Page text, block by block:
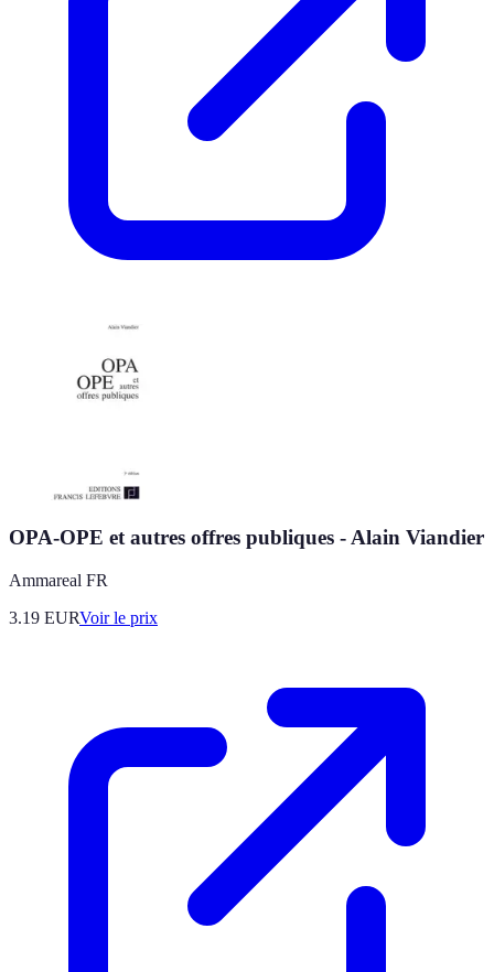
OPA-OPE et autres offres publiques - Alain Viandier
Ammareal FR
3.19 EURVoir le prix